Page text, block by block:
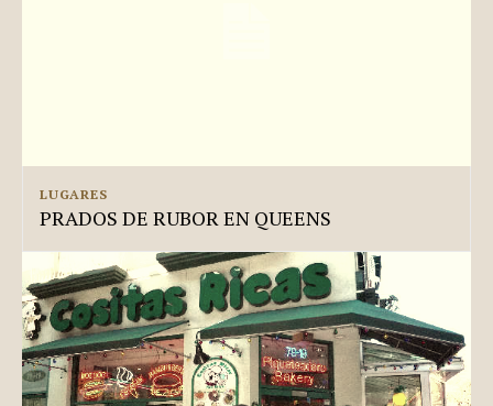
LUGARES
PRADOS DE RUBOR EN QUEENS